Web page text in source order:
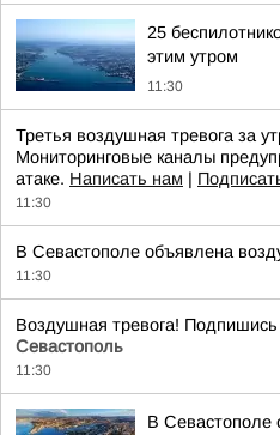
25
этим утром
11:30
Третья воздушная тревога за
Мониторинговые каналы
атаке. Написать нам |
11:30
В Севастополе объявлена
11:30
Воздушная тревога!
Севастополь
11:30
В Севастополе